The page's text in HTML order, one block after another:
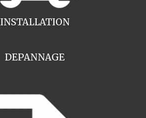
INSTALLATION
DEPANNAGE